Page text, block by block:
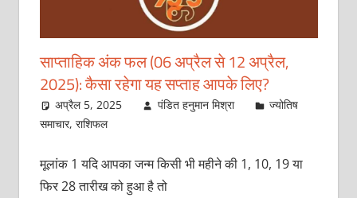
साप्ताहिक अंक फल (06 अप्रैल से 12 अप्रैल,
2025): कैसा रहेगा यह सप्ताह आपके लिए?
अप्रैल 5, 2025 पंडित हनुमान मिश्रा
ज्योतिष
समाचार, राशिफल
मूलांक 1 यदि आपका जन्म किसी भी महीने की 1, 10, 19 या
फिर 28 तारीख को हुआ है तो